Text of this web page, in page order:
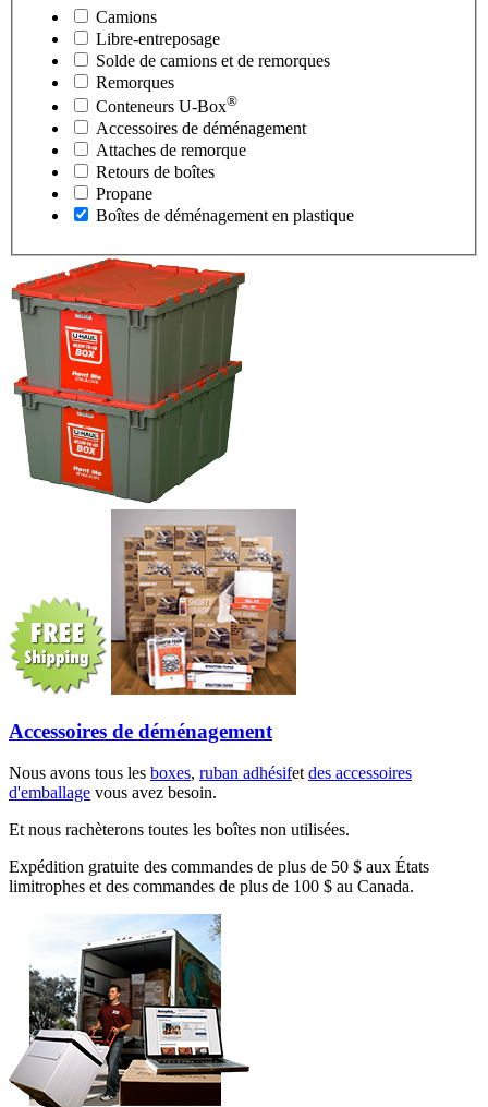
Camions
Libre-entreposage
Solde de camions et de remorques
Remorques
Conteneurs U-Box®
Accessoires de déménagement
Attaches de remorque
Retours de boîtes
Propane
Boîtes de déménagement en plastique
Accessoires de déménagement
Nous avons tous les boxes, ruban adhésifetdes accessoires
d'emballage vous avez besoin.
Et nous rachèterons toutes les boîtes non utilisées.
Expédition gratuite des commandes de plus de 50 $ aux États
limitrophes et des commandes de plus de 100 $ au Canada.